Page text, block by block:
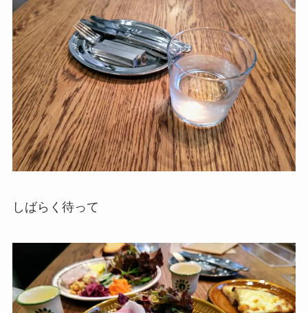
しばらく待って